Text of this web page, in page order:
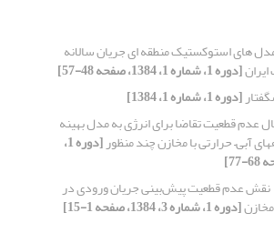
های استوکستیک منطقه ای جریان سالانه
[دوره 1، شماره 1، 1384، صفحه 48-57]
[دوره 1، شماره 1، 1384]
عدم قطعیت تقاضا برای انرژی به مدل بهینه
آبی– حرارتی با مخازن چند منظور [دوره 1،
نقش عدم قطعیت پیش‌بینی جریان ورودی در
[دوره 1، شماره 3، 1384، صفحه 1-15]